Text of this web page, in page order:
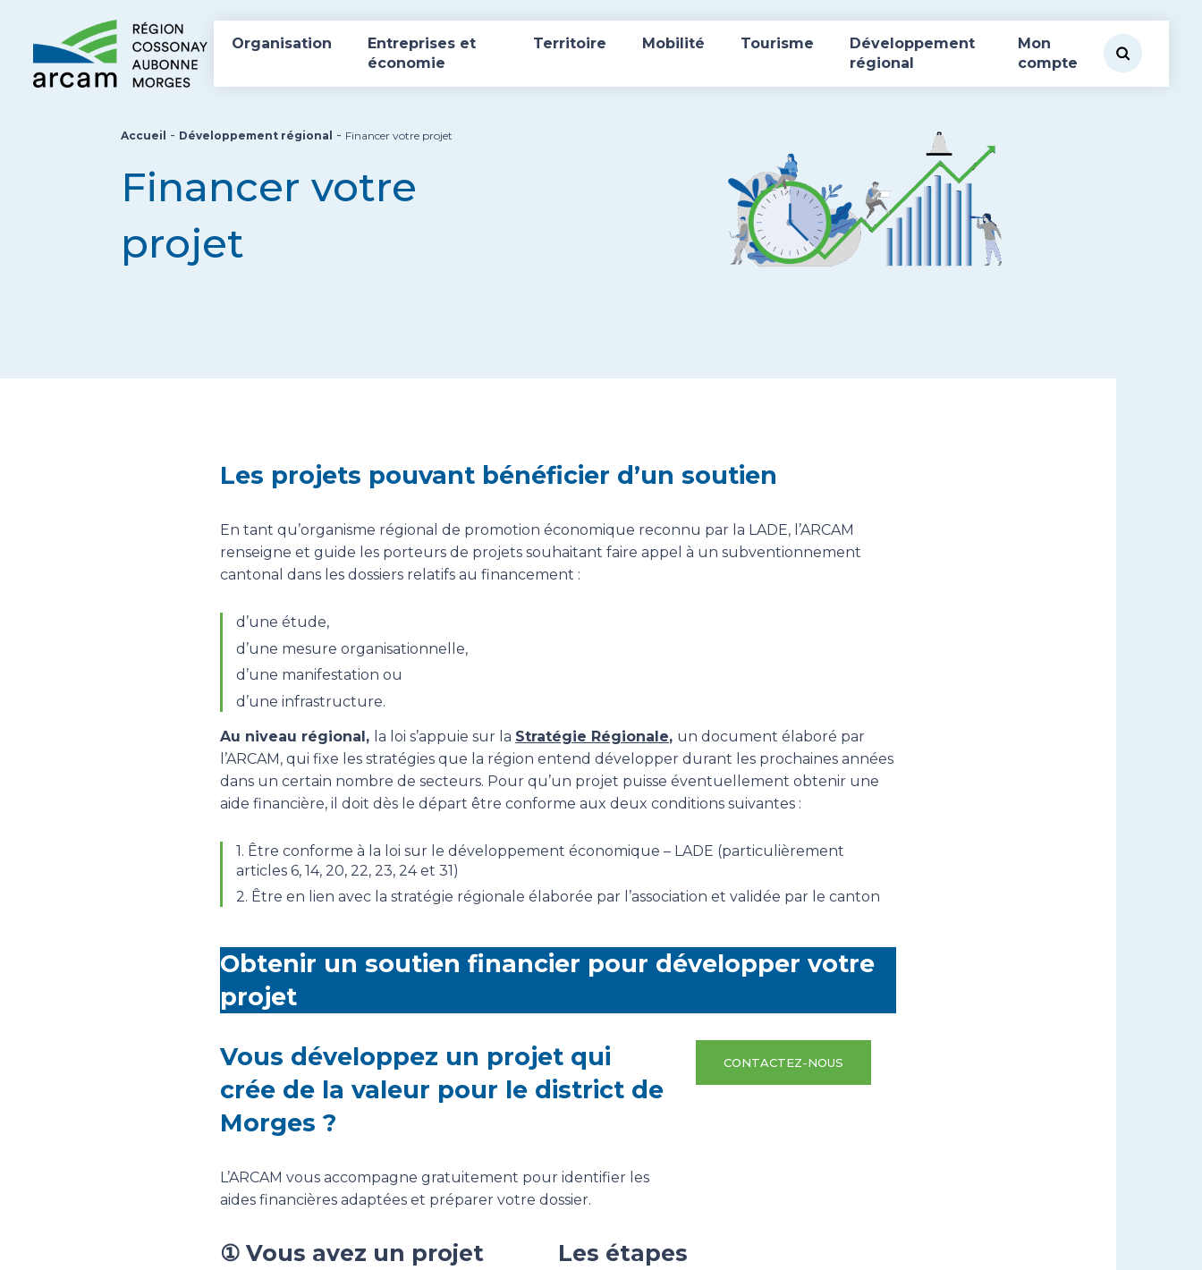
Organisation
Entreprises et
économie
Territoire Mobilité Tourisme
Développement
régional
Mon
compte
Accueil - Développement régional - Financer votre projet
Financer votre
projet
Les projets pouvant bénéficier d’un soutien
En tant qu’organisme régional de promotion économique reconnu par la LADE, l’ARCAM
renseigne et guide les porteurs de projets souhaitant faire appel à un subventionnement
cantonal dans les dossiers relatifs au financement :
d’une étude,
d’une mesure organisationnelle,
d’une manifestation ou
d’une infrastructure.
Au niveau régional, la loi s’appuie sur la Stratégie Régionale, un document élaboré par
l’ARCAM, qui fixe les stratégies que la région entend développer durant les prochaines années
dans un certain nombre de secteurs. Pour qu’un projet puisse éventuellement obtenir une
aide financière, il doit dès le départ être conforme aux deux conditions suivantes :
1. Être conforme à la loi sur le développement économique – LADE (particulièrement
articles 6, 14, 20, 22, 23, 24 et 31)
2. Être en lien avec la stratégie régionale élaborée par l’association et validée par le canton
Obtenir un soutien financier pour développer votre
projet
Vous développez un projet qui
crée de la valeur pour le district de
Morges ?
L’ARCAM vous accompagne gratuitement pour identifier les
aides financières adaptées et préparer votre dossier.
CONTACTEZ-NOUS
① Vous avez un projet
Les étapes